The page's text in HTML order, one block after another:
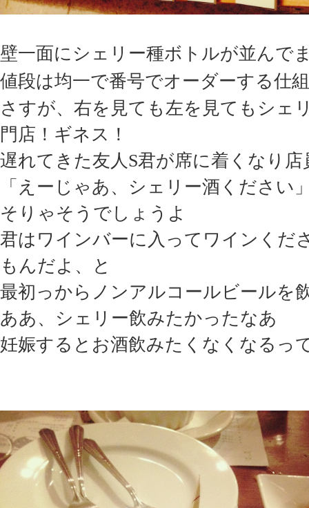
壁一面にシェリー種ボトルが並んで
値段は均一で番号でオーダーする仕
さすが、右を見ても左を見てもシェ
門店！ギネス！
遅れてきた友人S君が席に着くなり店
「えーじゃあ、シェリー酒ください
そりゃそうでしょうよ
君はワインバーに入ってワインくだ
もんだよ、と
最初っからノンアルコールビールを
ああ、シェリー飲みたかったなあ
妊娠するとお酒飲みたくなくなるっ